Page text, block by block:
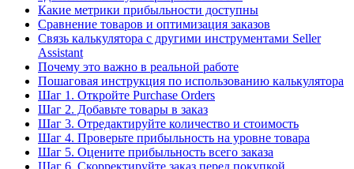
Какие метрики прибыльности доступны
Сравнение товаров и оптимизация заказов
Связь калькулятора с другими инструментами Seller
Assistant
Почему это важно в реальной работе
Пошаговая инструкция по использованию калькулятора
Шаг 1. Откройте Purchase Orders
Шаг 2. Добавьте товары в заказ
Шаг 3. Отредактируйте количество и стоимость
Шаг 4. Проверьте прибыльность на уровне товара
Шаг 5. Оцените прибыльность всего заказа